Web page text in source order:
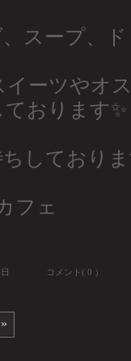
スープ、
ーツやオ
おります✨
しており
フェ
コメント( 0 ）
»